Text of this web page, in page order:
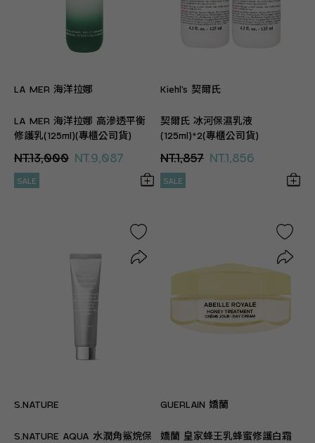
LA MER 海洋拉娜
LA MER 海洋拉娜 高滲透平衡
修護乳(125ml)(專櫃公司貨)
NT.13,000 NT.9,087
SALE
Kiehl’s 契爾氏
契爾氏 冰河保濕乳液
(125ml)*2(專櫃公司貨)
NT.1,857 NT.1,856
SALE
S.NATURE
S.NATURE AQUA 水潤角鯊烷保
GUERLAIN 嬌蘭
嬌蘭 皇家蜂王乳蜂蜜修護白霜